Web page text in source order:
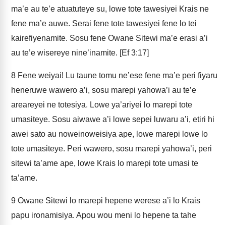
ma’e au te’e atuatuteye su, lowe tote tawesiyei Krais ne
fene ma’e auwe. Serai fene tote tawesiyei fene lo tei
kairefiyenamite. Sosu fene Owane Sitewi ma’e erasi a’i
au te’e wisereye nine’inamite. [Ef 3:17]
8 Fene weiyai! Lu taune tomu ne’ese fene ma’e peri fiyaru
heneruwe wawero a’i, sosu marepi yahowa’i au te’e
areareyei ne totesiya. Lowe ya’ariyei lo marepi tote
umasiteye. Sosu aiwawe a’i lowe sepei luwaru a’i, etiri hi
awei sato au noweinoweisiya ape, lowe marepi lowe lo
tote umasiteye. Peri wawero, sosu marepi yahowa’i, peri
sitewi ta’ame ape, lowe Krais lo marepi tote umasi te
ta’ame.
9 Owane Sitewi lo marepi hepene werese a’i lo Krais
papu ironamisiya. Apou wou meni lo hepene ta tahe